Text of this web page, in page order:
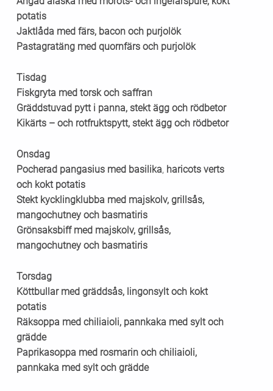
potatis
Jaktlåda med färs, bacon och purjolök
Pastagratäng med quornfärs och purjolök
Tisdag
Fiskgryta med torsk och saffran
Gräddstuvad pytt i panna, stekt ägg och rödbetor
Kikärts – och rotfruktspytt, stekt ägg och rödbetor
Onsdag
Pocherad pangasius med basilika, haricots verts
och kokt potatis
Stekt kycklingklubba med majskolv, grillsås,
mangochutney och basmatiris
Grönsaksbiff med majskolv, grillsås,
mangochutney och basmatiris
Torsdag
Köttbullar med gräddsås, lingonsylt och kokt
potatis
Räksoppa med chiliaioli, pannkaka med sylt och
grädde
Paprikasoppa med rosmarin och chiliaioli,
pannkaka med sylt och grädde